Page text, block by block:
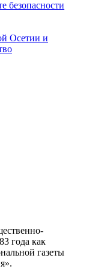
11 июля
безопасности
Осетии и
года как
газеты